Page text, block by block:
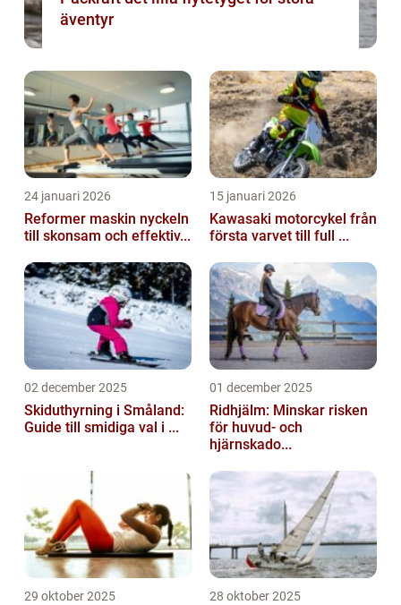
äventyr
24 januari 2026
Reformer maskin nyckeln
till skonsam och effektiv...
15 januari 2026
Kawasaki motorcykel från
första varvet till full ...
02 december 2025
Skiduthyrning i Småland:
Guide till smidiga val i ...
01 december 2025
Ridhjälm: Minskar risken
för huvud- och
hjärnskado...
29 oktober 2025 28 oktober 2025